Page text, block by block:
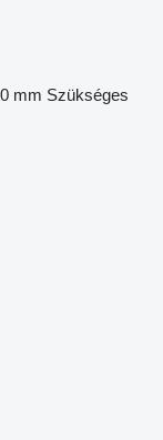
mm Szükséges